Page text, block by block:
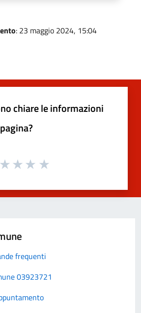
: 23 maggio 2024, 15:04
chiare le informazioni
frequenti
03923721